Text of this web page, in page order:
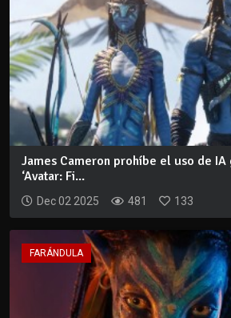
James Cameron prohíbe el uso de IA
‘Avatar: Fi...
Dec 02 2025 481 133
FARÁNDULA